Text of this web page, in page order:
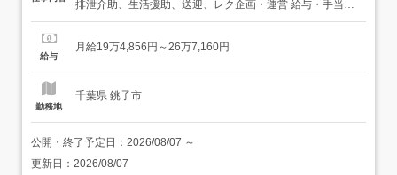
排泄介助、生活援助、送迎、レク企画・運営 給与・手当<
給与>月給194,856〜267,160円<基本給>116,166〜
額:30,000円加給手当:29,690〜43,160円処遇改善手当:...
給与
月給19万4,856円～26万7,160円
勤務地
千葉県 銚子市
公開・終了予定日： 2026/08/07 ～
更新日： 2026/08/07